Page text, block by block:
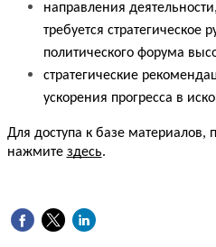
направления
требуется стратегическое
политического форума
стратегические
ускорения прогресса в
Для доступа к базе материалов,
нажмите здесь.